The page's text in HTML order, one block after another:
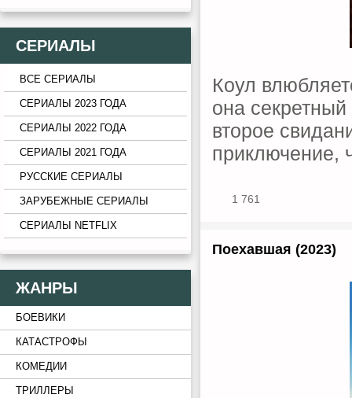
СЕРИАЛЫ
ВСЕ СЕРИАЛЫ
СЕРИАЛЫ 2023 ГОДА
СЕРИАЛЫ 2022 ГОДА
СЕРИАЛЫ 2021 ГОДА
РУССКИЕ СЕРИАЛЫ
ЗАРУБЕЖНЫЕ СЕРИАЛЫ
СЕРИАЛЫ NETFLIX
ЖАНРЫ
БОЕВИКИ
КАТАСТРОФЫ
КОМЕДИИ
ТРИЛЛЕРЫ
Коул
она
второе
приключение,
1 761
Поехавшая (2023)